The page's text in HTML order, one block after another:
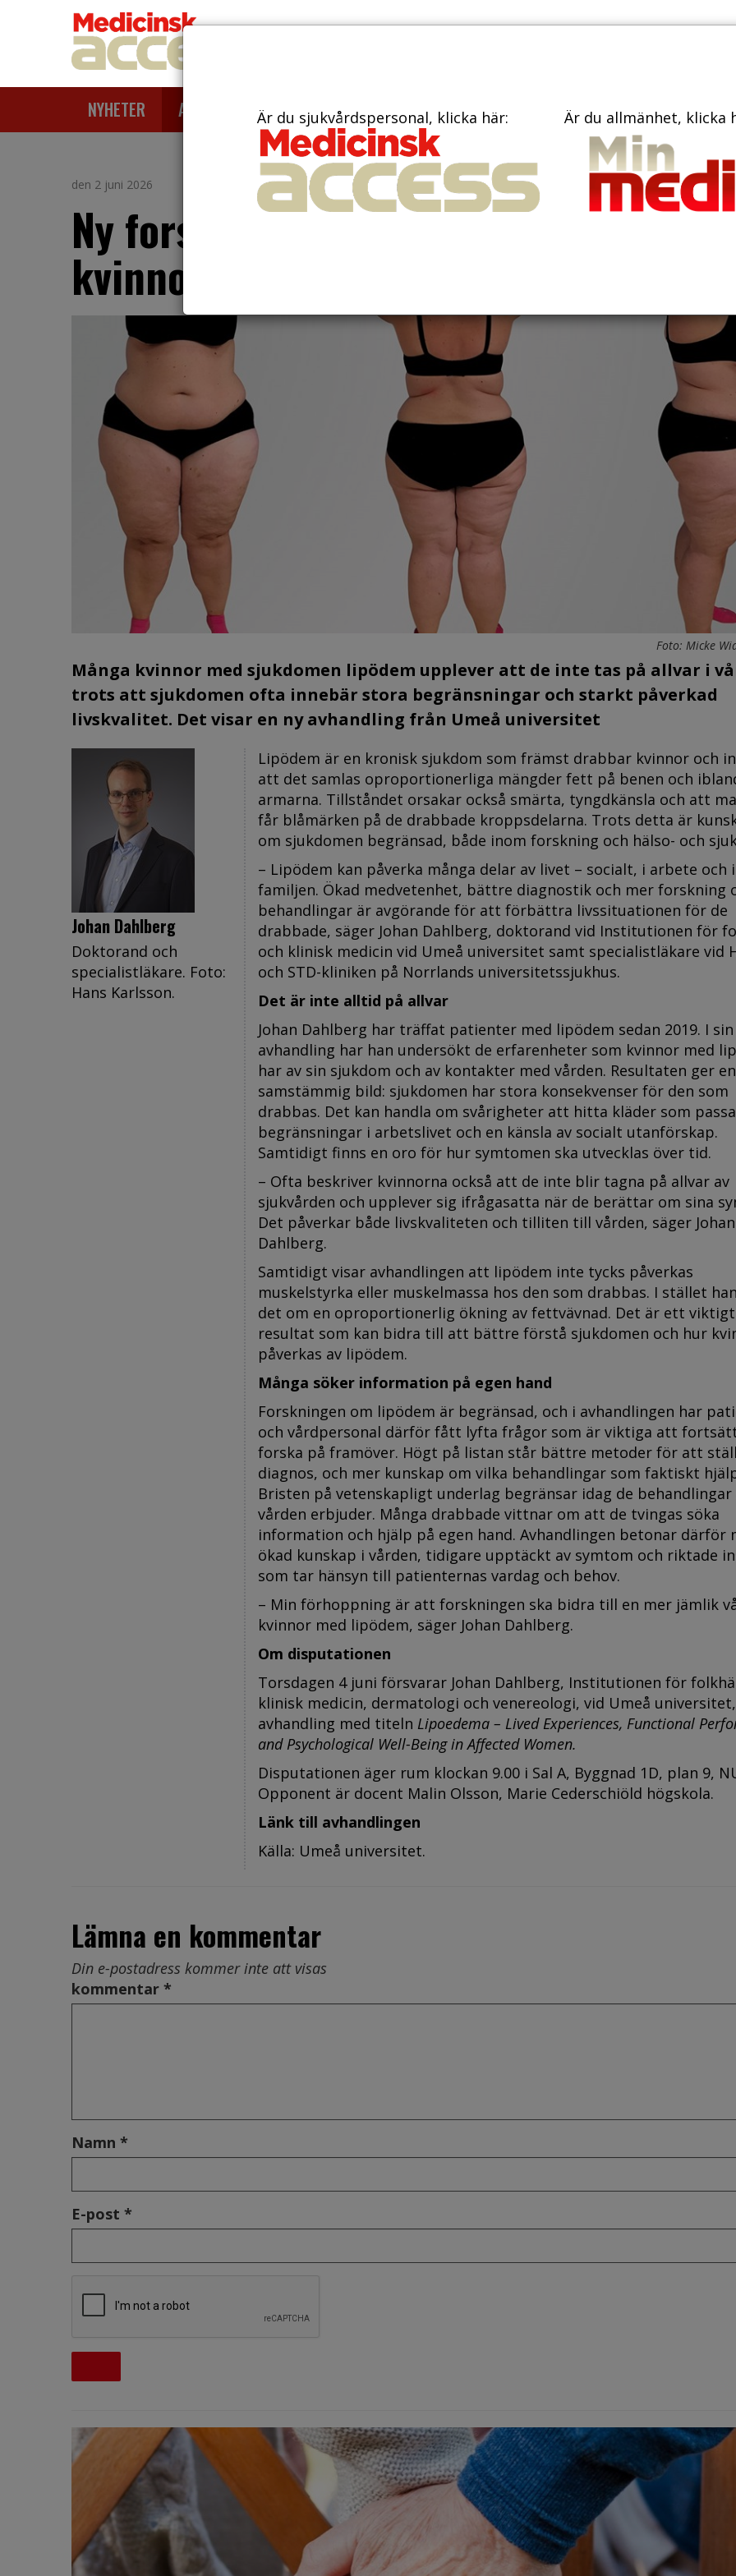
NYHETER ARTIKLAR AKTUELLT TIDNINGAR BÖCKER KONTAKT
den 2 juni 2026
Ny forskning ger röst åt okända
kvinnosjukdomen lipödem
Foto: Micke
Många kvinnor med sjukdomen lipödem upplever att de inte tas på allvar i
trots att sjukdomen ofta innebär stora begränsningar och starkt påverkad
livskvalitet. Det visar en ny avhandling från Umeå universitet
Johan Dahlberg
Doktorand och
specialistläkare. Foto:
Hans Karlsson.
Lipödem är en kronisk sjukdom som främst drabbar kvinnor och
att det samlas oproportionerliga mängder fett på benen och
armarna. Tillståndet orsakar också smärta, tyngdkänsla och att
får blåmärken på de drabbade kroppsdelarna. Trots detta är
om sjukdomen begränsad, både inom forskning och hälso- och
– Lipödem kan påverka många delar av livet – socialt, i arbete och i
familjen. Ökad medvetenhet, bättre diagnostik och mer forskning
behandlingar är avgörande för att förbättra livssituationen för de
drabbade, säger Johan Dahlberg, doktorand vid Institutionen för
och klinisk medicin vid Umeå universitet samt specialistläkare vid
och STD-kliniken på Norrlands universitetssjukhus.
Det är inte alltid på allvar
Johan Dahlberg har träffat patienter med lipödem sedan 2019. I sin
avhandling har han undersökt de erfarenheter som kvinnor med
har av sin sjukdom och av kontakter med vården. Resultaten ger en
samstämmig bild: sjukdomen har stora konsekvenser för den som
drabbas. Det kan handla om svårigheter att hitta kläder som
begränsningar i arbetslivet och en känsla av socialt utanförskap.
Samtidigt finns en oro för hur symtomen ska utvecklas över tid.
– Ofta beskriver kvinnorna också att de inte blir tagna på allvar av
sjukvården och upplever sig ifrågasatta när de berättar om sina
Det påverkar både livskvaliteten och tilliten till vården, säger Johan
Dahlberg.
Samtidigt visar avhandlingen att lipödem inte tycks påverkas
muskelstyrka eller muskelmassa hos den som drabbas. I stället
det om en oproportionerlig ökning av fettvävnad. Det är ett viktigt
resultat som kan bidra till att bättre förstå sjukdomen och hur
påverkas av lipödem.
Många söker information på egen hand
Forskningen om lipödem är begränsad, och i avhandlingen har
och vårdpersonal därför fått lyfta frågor som är viktiga att
forska på framöver. Högt på listan står bättre metoder för att
diagnos, och mer kunskap om vilka behandlingar som faktiskt
Bristen på vetenskapligt underlag begränsar idag de behandlingar
vården erbjuder. Många drabbade vittnar om att de tvingas söka
information och hjälp på egen hand. Avhandlingen betonar därför
ökad kunskap i vården, tidigare upptäckt av symtom och riktade
som tar hänsyn till patienternas vardag och behov.
– Min förhoppning är att forskningen ska bidra till en mer jämlik
kvinnor med lipödem, säger Johan Dahlberg.
Om disputationen
Torsdagen 4 juni försvarar Johan Dahlberg, Institutionen för
klinisk medicin, dermatologi och venereologi, vid Umeå
avhandling med titeln Lipoedema – Lived Experiences, Functional
and Psychological Well-Being in Affected Women.
Disputationen äger rum klockan 9.00 i Sal A, Byggnad 1D, plan 9,
Opponent är docent Malin Olsson, Marie Cederschiöld högskola.
Länk till avhandlingen
Källa: Umeå universitet.
Lämna en kommentar
Din e-postadress kommer inte att visas
kommentar *
Namn *
E-post *
Är du sjukvårdspersonal, klicka här: Är du allmänhet, klicka